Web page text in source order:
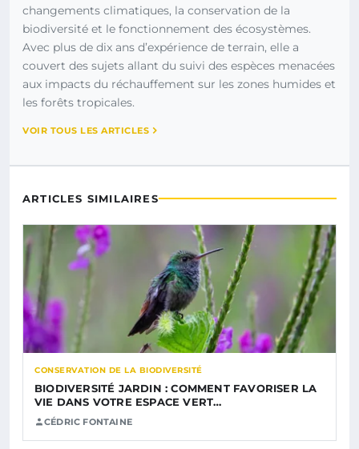
changements climatiques, la conservation de la
biodiversité et le fonctionnement des écosystèmes.
Avec plus de dix ans d’expérience de terrain, elle a
couvert des sujets allant du suivi des espèces menacées
aux impacts du réchauffement sur les zones humides et
les forêts tropicales.
VOIR TOUS LES ARTICLES
ARTICLES SIMILAIRES
CONSERVATION DE LA BIODIVERSITÉ
BIODIVERSITÉ JARDIN : COMMENT FAVORISER LA
VIE DANS VOTRE ESPACE VERT…
CÉDRIC FONTAINE